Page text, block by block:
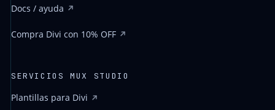
Docs / ayuda
Compra Divi con 10% OFF
SERVICIOS MUX STUDIO
Plantillas para Divi